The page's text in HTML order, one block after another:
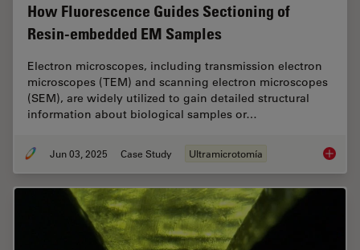
How Fluorescence Guides Sectioning of
Resin-embedded EM Samples
Electron microscopes, including transmission electron
microscopes (TEM) and scanning electron microscopes
(SEM), are widely utilized to gain detailed structural
information about biological samples or…
Jun 03, 2025 Case Study Ultramicrotomía How